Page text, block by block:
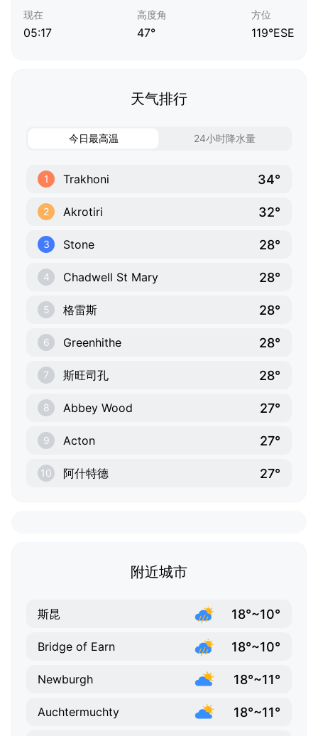
现在
05:17
高度角
47°
方位
119°ESE
天气排行
今日最高温 24小时降水量
1 Trakhoni 34°
2 Akrotiri 32°
3 Stone 28°
4 Chadwell St Mary 28°
5 格雷斯 28°
6 Greenhithe 28°
7 斯旺司孔 28°
8 Abbey Wood 27°
9 Acton 27°
10 阿什特德 27°
附近城市
斯昆 18°~10°
Bridge of Earn 18°~10°
Newburgh 18°~11°
Auchtermuchty 18°~11°